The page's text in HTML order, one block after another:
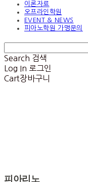
이론자료
오프라인학원
EVENT & NEWS
피아노학원 가맹문의
Search 검색
Log In 로그인
Cart장바구니
피아리노